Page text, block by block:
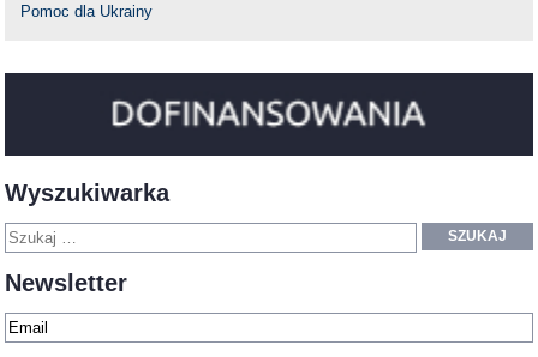
Pomoc dla Ukrainy
Wyszukiwarka
SZUKAJ
Newsletter